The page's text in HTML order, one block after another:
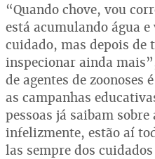
“Quando chove, vou
está acumulando água
cuidado, mas depois de
inspecionar ainda
de agentes de zoonoses
as campanhas
pessoas já saibam sobre
infelizmente, estão aí
las sempre dos